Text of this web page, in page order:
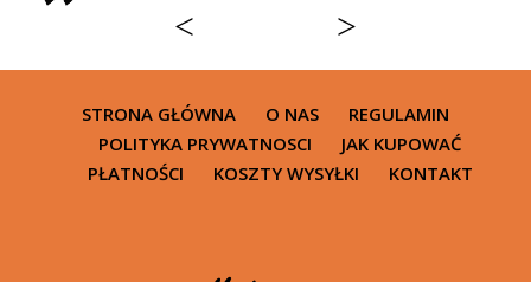
< >
STRONA GŁÓWNA O NAS
REGULAMIN
POLITYKA PRYWATNOSCI
JAK KUPOWAĆ
PŁATNOŚCI
KOSZTY WYSYŁKI KONTAKT